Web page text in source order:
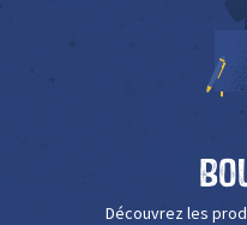
Découvrez les